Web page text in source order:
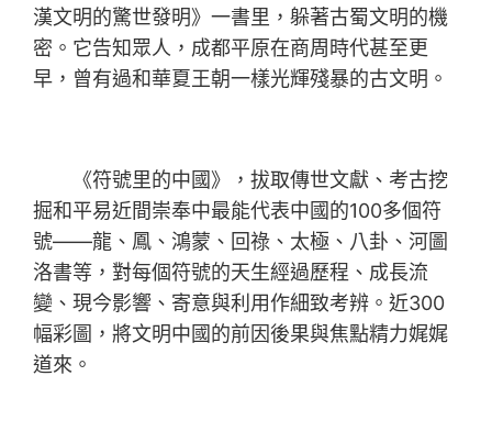
漢文明的驚世發明》一書里，躲著古蜀文明的機
密。它告知眾人，成都平原在商周時代甚至更
早，曾有過和華夏王朝一樣光輝殘暴的古文明。
《符號里的中國》，拔取傳世文獻、考古挖
掘和平易近間崇奉中最能代表中國的100多個符
號——龍、鳳、鴻蒙、回祿、太極、八卦、河圖
洛書等，對每個符號的天生經過歷程、成長流
變、現今影響、寄意與利用作細致考辨。近300
幅彩圖，將文明中國的前因後果與焦點精力娓娓
道來。